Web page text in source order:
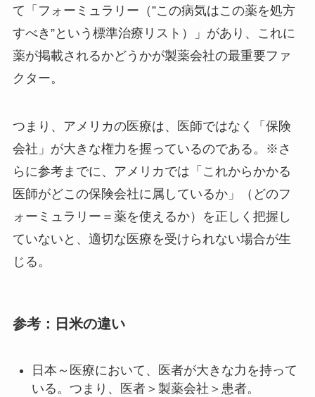
て「フォーミュラリー（”この病気はこの薬を処方
すべき”という標準治療リスト）」があり、これに
薬が掲載されるかどうかが製薬会社の最重要ファ
クター。
つまり、アメリカの医療は、医師ではなく「保険
会社」が大きな権力を握っているのである。※さ
らに参考までに、アメリカでは「これからかかる
医師がどこの保険会社に属しているか」（どのフ
ォーミュラリー＝薬を使えるか）を正しく把握し
ていないと、適切な医療を受けられない場合が生
じる。
参考：日米の違い
日本～医療において、医者が大きな力を持って
いる。つまり、医者＞製薬会社＞患者。